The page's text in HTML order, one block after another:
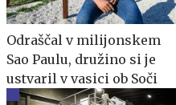
Odraščal v milijonskem
Sao Paulu, družino si je
ustvaril v vasici ob Soči